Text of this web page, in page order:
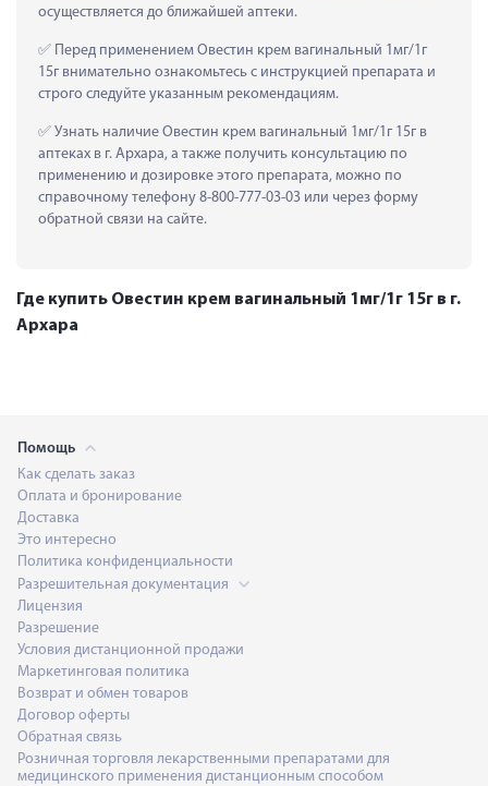
осуществляется до ближайшей аптеки.
Перед применением Овестин крем вагинальный 1мг/1г
15г внимательно ознакомьтесь с инструкцией препарата и
строго следуйте указанным рекомендациям.
Узнать наличие Овестин крем вагинальный 1мг/1г 15г в
аптеках в г. Архара, а также получить консультацию по
применению и дозировке этого препарата, можно по
справочному телефону 8-800-777-03-03 или через форму
обратной связи на сайте.
Где купить Овестин крем вагинальный 1мг/1г 15г в г.
Архара
Помощь
Как сделать заказ
Оплата и бронирование
Доставка
Это интересно
Политика конфиденциальности
Разрешительная документация
Лицензия
Разрешение
Условия дистанционной продажи
Маркетинговая политика
Возврат и обмен товаров
Договор оферты
Обратная связь
Розничная торговля лекарственными препаратами для
медицинского применения дистанционным способом